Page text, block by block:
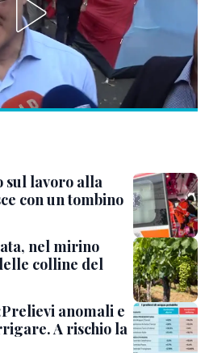
sul lavoro alla
con un tombino
nel mirino
colline del
anomali e
A rischio la